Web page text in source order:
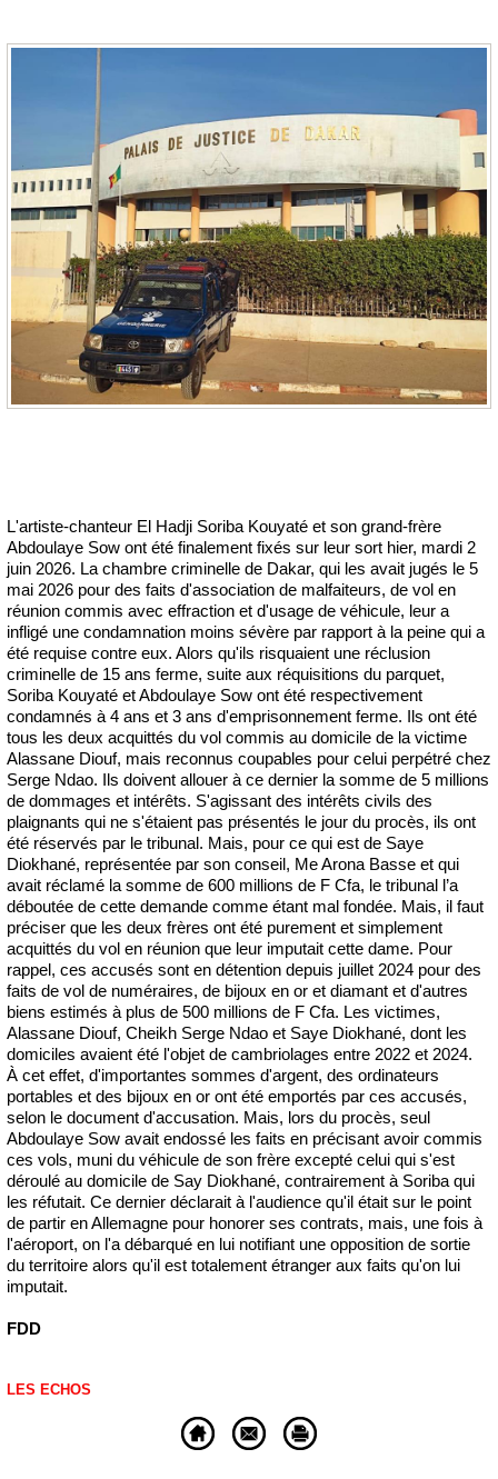
L'artiste-chanteur El Hadji Soriba Kouyaté et son grand-frère
Abdoulaye Sow ont été finalement fixés sur leur sort hier, mardi 2
juin 2026. La chambre criminelle de Dakar, qui les avait jugés le 5
mai 2026 pour des faits d'association de malfaiteurs, de vol en
réunion commis avec effraction et d'usage de véhicule, leur a
infligé une condamnation moins sévère par rapport à la peine qui a
été requise contre eux. Alors qu'ils risquaient une réclusion
criminelle de 15 ans ferme, suite aux réquisitions du parquet,
Soriba Kouyaté et Abdoulaye Sow ont été respectivement
condamnés à 4 ans et 3 ans d'emprisonnement ferme. Ils ont été
tous les deux acquittés du vol commis au domicile de la victime
Alassane Diouf, mais reconnus coupables pour celui perpétré chez
Serge Ndao. Ils doivent allouer à ce dernier la somme de 5 millions
de dommages et intérêts. S'agissant des intérêts civils des
plaignants qui ne s'étaient pas présentés le jour du procès, ils ont
été réservés par le tribunal. Mais, pour ce qui est de Saye
Diokhané, représentée par son conseil, Me Arona Basse et qui
avait réclamé la somme de 600 millions de F Cfa, le tribunal l’a
déboutée de cette demande comme étant mal fondée. Mais, il faut
préciser que les deux frères ont été purement et simplement
acquittés du vol en réunion que leur imputait cette dame. Pour
rappel, ces accusés sont en détention depuis juillet 2024 pour des
faits de vol de numéraires, de bijoux en or et diamant et d'autres
biens estimés à plus de 500 millions de F Cfa. Les victimes,
Alassane Diouf, Cheikh Serge Ndao et Saye Diokhané, dont les
domiciles avaient été l'objet de cambriolages entre 2022 et 2024.
À cet effet, d'importantes sommes d'argent, des ordinateurs
portables et des bijoux en or ont été emportés par ces accusés,
selon le document d'accusation. Mais, lors du procès, seul
Abdoulaye Sow avait endossé les faits en précisant avoir commis
ces vols, muni du véhicule de son frère excepté celui qui s'est
déroulé au domicile de Say Diokhané, contrairement à Soriba qui
les réfutait. Ce dernier déclarait à l'audience qu'il était sur le point
de partir en Allemagne pour honorer ses contrats, mais, une fois à
l'aéroport, on l'a débarqué en lui notifiant une opposition de sortie
du territoire alors qu'il est totalement étranger aux faits qu'on lui
imputait.
FDD
LES ECHOS